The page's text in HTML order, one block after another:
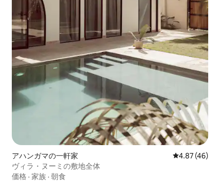
アハンガマの一軒家 レビュー46
4.87 (46)
ヴィラ・ヌーミの敷地全体
価格 · 家族 · 朝食